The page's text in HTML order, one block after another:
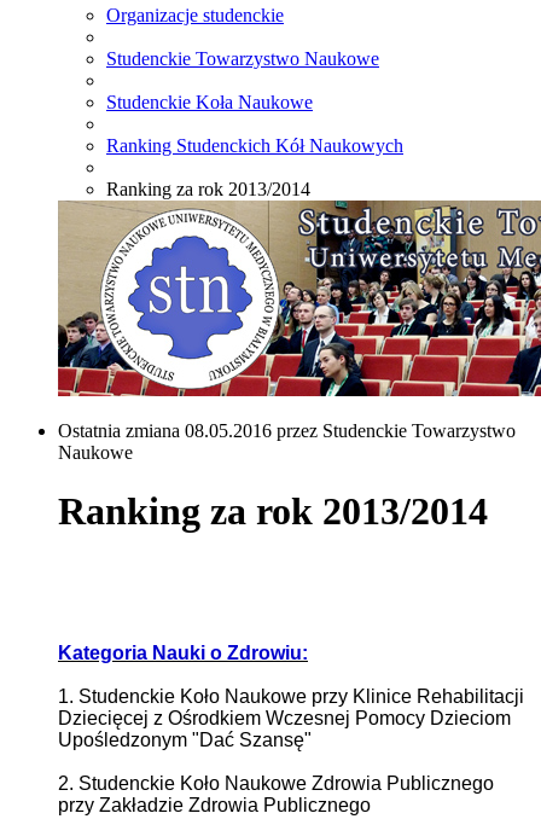
Organizacje studenckie
Studenckie Towarzystwo Naukowe
Studenckie Koła Naukowe
Ranking Studenckich Kół Naukowych
Ranking za rok 2013/2014
Ostatnia zmiana 08.05.2016 przez Studenckie Towarzystwo
Naukowe
Ranking za rok 2013/2014
Kategoria Nauki o Zdrowiu:
1. Studenckie Koło Naukowe przy Klinice Rehabilitacji
Dziecięcej z Ośrodkiem Wczesnej Pomocy Dzieciom
Upośledzonym "Dać Szansę"
2. Studenckie Koło Naukowe Zdrowia Publicznego
przy Zakładzie Zdrowia Publicznego